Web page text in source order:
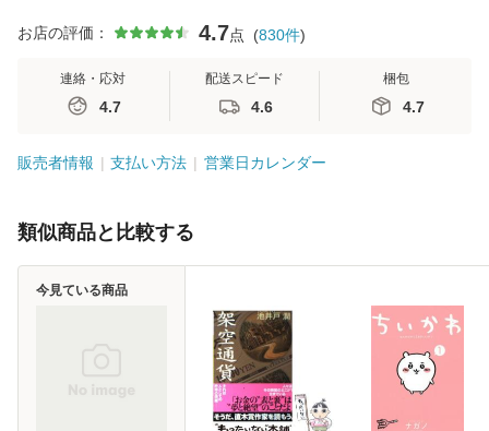
お店の評価： 4.7点 (830件)
連絡・応対
4.7
配送スピード
4.6
梱包
4.7
販売者情報 支払い方法 営業日カレンダー
類似商品と比較する
今見ている商品